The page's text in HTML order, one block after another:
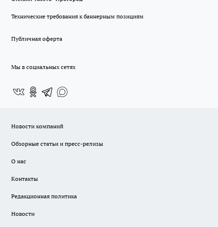
Технические требования к баннерным позициям
Публичная оферта
Мы в социальных сетях
Новости компаний
Обзорные статьи и пресс-релизы
О нас
Контакты
Редакционная политика
Новости